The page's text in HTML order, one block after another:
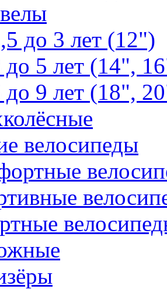
до 3 лет (12")
5 лет (14",
9 лет (18",
велосипеды